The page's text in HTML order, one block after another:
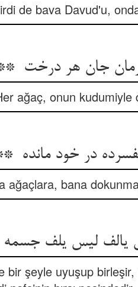
de bava Davud'u,
ağaç, onun kudumiyle
bana
bir şeyle uyuşup